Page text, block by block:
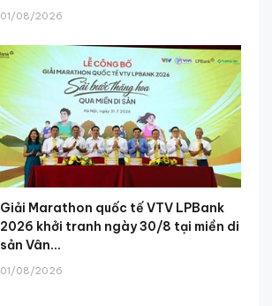
01/08/2026
Giải Marathon quốc tế VTV LPBank
2026 khởi tranh ngày 30/8 tại miền di
sản Vân...
01/08/2026